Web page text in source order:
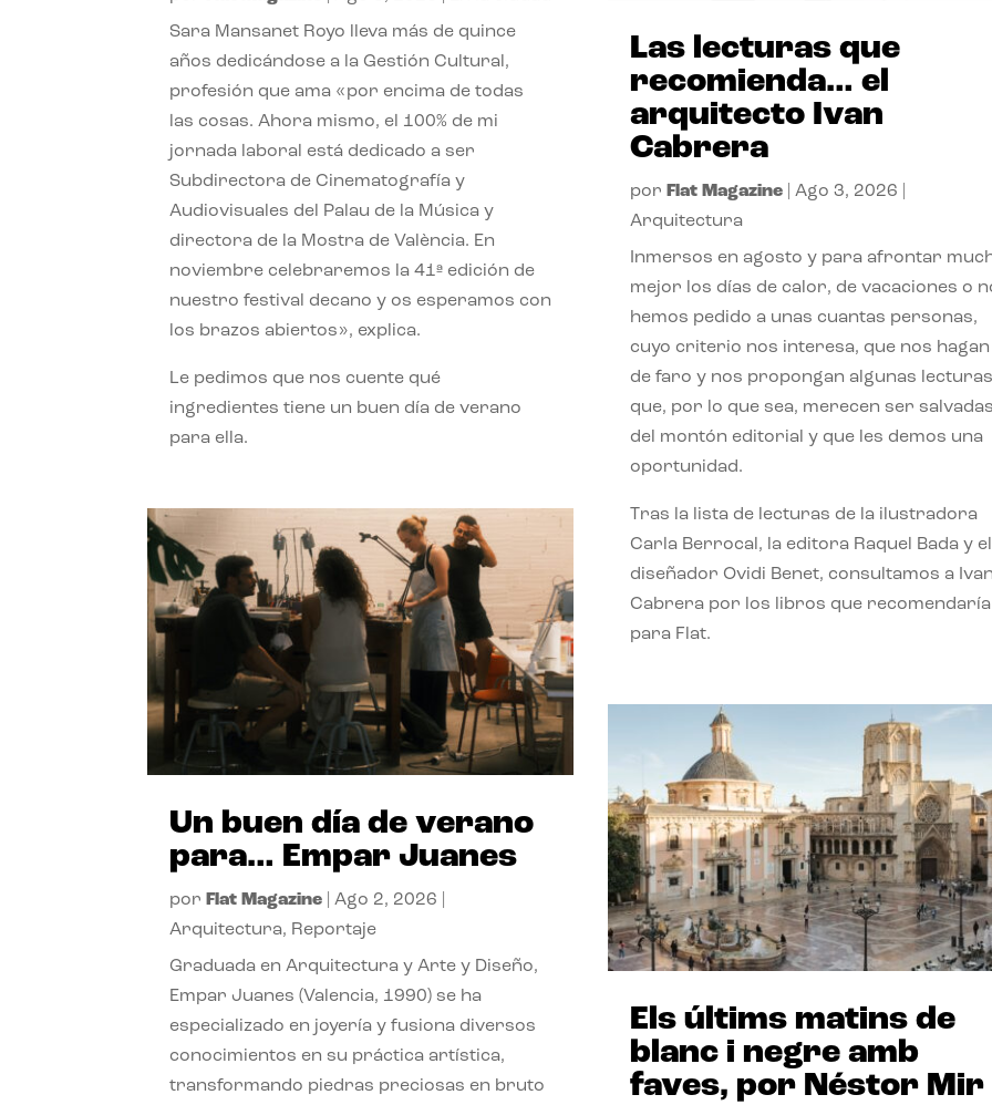
Sara Mansanet Royo lleva más de quince
años dedicándose a la Gestión Cultural,
profesión que ama «por encima de todas
las cosas. Ahora mismo, el 100% de mi
jornada laboral está dedicado a ser
Subdirectora de Cinematografía y
Audiovisuales del Palau de la Música y
directora de la Mostra de València. En
noviembre celebraremos la 41ª edición de
nuestro festival decano y os esperamos con
los brazos abiertos», explica.
Le pedimos que nos cuente qué
ingredientes tiene un buen día de verano
para ella.
Un buen día de verano
para… Empar Juanes
por Flat Magazine |Ago 2, 2026
Arquitectura, Reportaje
Graduada en Arquitectura y Arte y Diseño,
Empar Juanes (Valencia, 1990) se ha
especializado en joyería y fusiona diversos
conocimientos en su práctica artística,
transformando piedras preciosas en bruto
Las lecturas que
recomienda… el
arquitecto Ivan
Cabrera
por Flat Magazine| Ago 3, 2026
Arquitectura
Inmersos en agosto y para afrontar
mejor los días de calor, de vacaciones o
hemos pedido a unas cuantas personas,
cuyo criterio nos interesa, que nos hagan
de faro y nos propongan algunas lecturas
que, por lo que sea, merecen ser
del montón editorial y que les demos una
oportunidad.
Tras la lista de lecturas de la ilustradora
Carla Berrocal, la editora Raquel Bada y el
diseñador Ovidi Benet, consultamos a
Cabrera por los libros que recomendaría
para Flat.
Els últims matins de
blanc i negre amb
faves, por Néstor Mir